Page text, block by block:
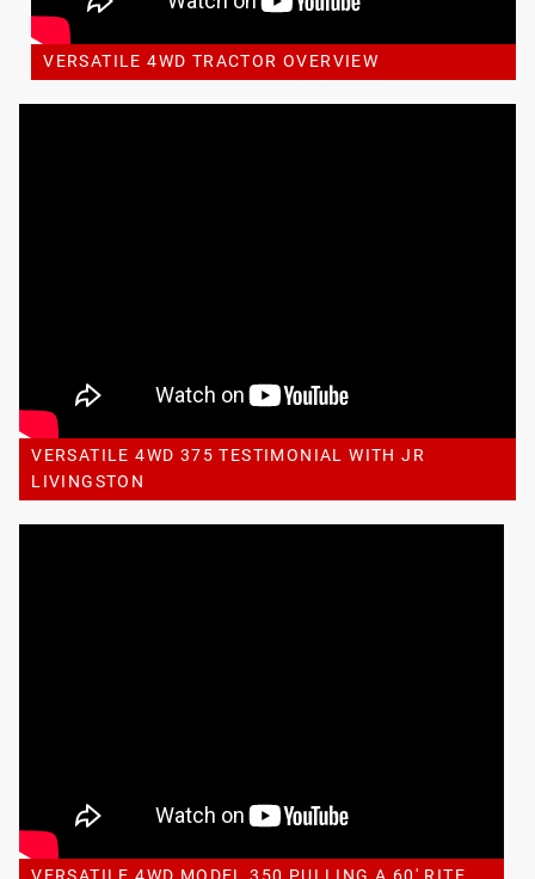
VERSATILE 4WD TRACTOR OVERVIEW
VERSATILE 4WD 375 TESTIMONIAL WITH JR
LIVINGSTON